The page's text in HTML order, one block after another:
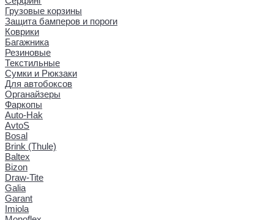
Грузовые корзины
Защита бамперов и пороги
Коврики
Багажника
Резиновые
Текстильные
Сумки и Рюкзаки
Для автобоксов
Органайзеры
Фаркопы
Auto-Hak
AvtoS
Bosal
Brink (Thule)
Baltex
Bizon
Draw-Tite
Galia
Garant
Imiola